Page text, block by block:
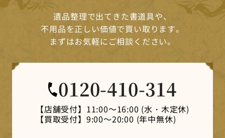
遺品整理で出てきた書道具や、
不用品を正しい価値で買い取ります。
まずはお気軽にご相談ください。
0120-410-314
【店舗受付】 11:00～16:00 (水・木定休)
【買取受付】 9:00～20:00 (年中無休)